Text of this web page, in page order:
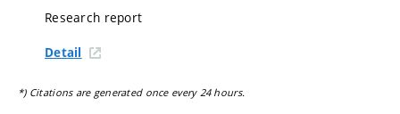
Research report
Detail
*) Citations are generated once every 24 hours.